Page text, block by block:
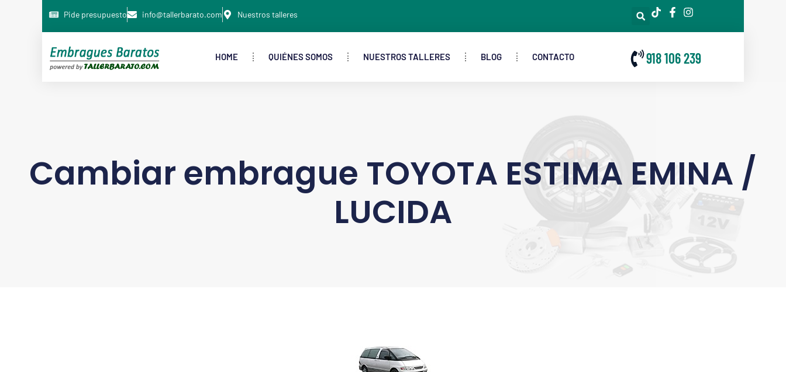
Pide presupuesto info@tallerbarato.com Nuestros talleres
HOME QUIÉNES SOMOS NUESTROS TALLERES BLOG CONTACTO 918 106 239
Cambiar embrague TOYOTA ESTIMA EMINA /
LUCIDA